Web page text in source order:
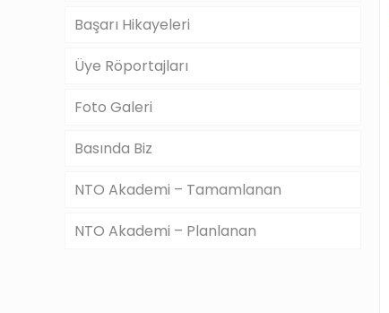
Başarı Hikayeleri
Üye Röportajları
Foto Galeri
Basında Biz
NTO Akademi – Tamamlanan
NTO Akademi – Planlanan